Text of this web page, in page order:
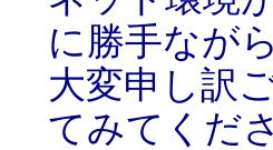
に勝手なが
大変申し訳
てみてくだ